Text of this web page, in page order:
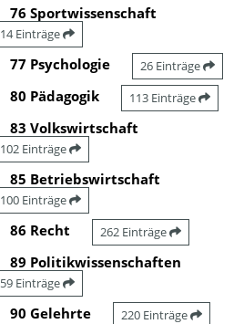
76 Sportwissenschaft
14 Einträge
77 Psychologie 26 Einträge
80 Pädagogik 113 Einträge
83 Volkswirtschaft
102 Einträge
85 Betriebswirtschaft
100 Einträge
86 Recht 262 Einträge
89 Politikwissenschaften
59 Einträge
90 Gelehrte 220 Einträge